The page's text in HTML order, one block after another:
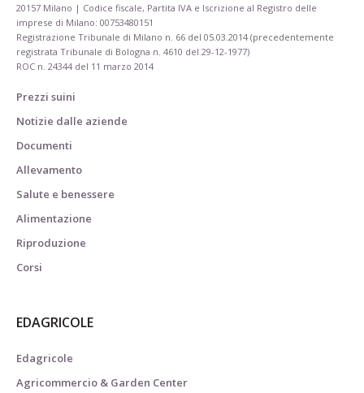
20157 Milano | Codice fiscale, Partita IVA e Iscrizione al Registro delle
imprese di Milano: 00753480151
Registrazione Tribunale di Milano n. 66 del 05.03.2014 (precedentemente
registrata Tribunale di Bologna n. 4610 del 29-12-1977)
ROC n. 24344 del 11 marzo 2014
Prezzi suini
Notizie dalle aziende
Documenti
Allevamento
Salute e benessere
Alimentazione
Riproduzione
Corsi
EDAGRICOLE
Edagricole
Agricommercio & Garden Center